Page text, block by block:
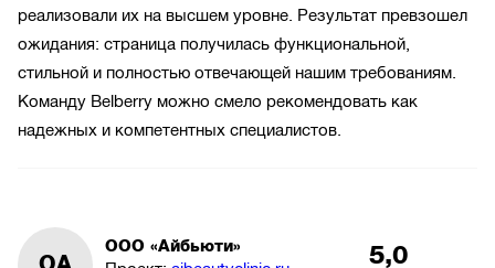
реализовали их на высшем уровне. Результат превзошел
ожидания: страница получилась функциональной,
стильной и полностью отвечающей нашим требованиям.
Команду Belberry можно смело рекомендовать как
надежных и компетентных специалистов.
ООО «Айбьюти»
5,0